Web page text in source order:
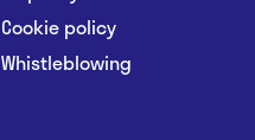
Cookie policy
Whistleblowing